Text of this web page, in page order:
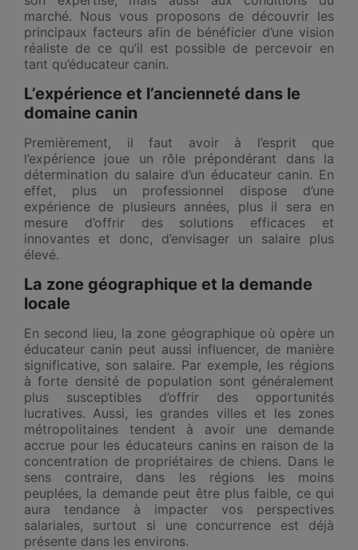
marché. Nous vous proposons de découvrir les
principaux facteurs afin de bénéficier d’une vision
réaliste de ce qu’il est possible de percevoir en
tant qu’éducateur canin.
L’expérience et l’ancienneté dans le
domaine canin
Premièrement, il faut avoir à l’esprit que
l’expérience joue un rôle prépondérant dans la
détermination du salaire d’un éducateur canin. En
effet, plus un professionnel dispose d’une
expérience de plusieurs années, plus il sera en
mesure d’offrir des solutions efficaces et
innovantes et donc, d’envisager un salaire plus
élevé.
La zone géographique et la demande
locale
En second lieu, la zone géographique où opère un
éducateur canin peut aussi influencer, de manière
significative, son salaire. Par exemple, les régions
à forte densité de population sont généralement
plus susceptibles d’offrir des opportunités
lucratives. Aussi, les grandes villes et les zones
métropolitaines tendent à avoir une demande
accrue pour les éducateurs canins en raison de la
concentration de propriétaires de chiens. Dans le
sens contraire, dans les régions les moins
peuplées, la demande peut être plus faible, ce qui
aura tendance à impacter vos perspectives
salariales, surtout si une concurrence est déjà
présente dans les environs.